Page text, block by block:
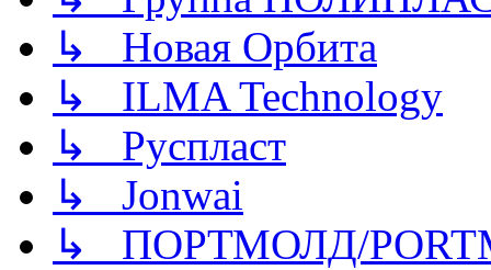
↳ Новая Орбита
↳ ILMA Technology
↳ Руспласт
↳ Jonwai
↳ ПОРТМОЛД/